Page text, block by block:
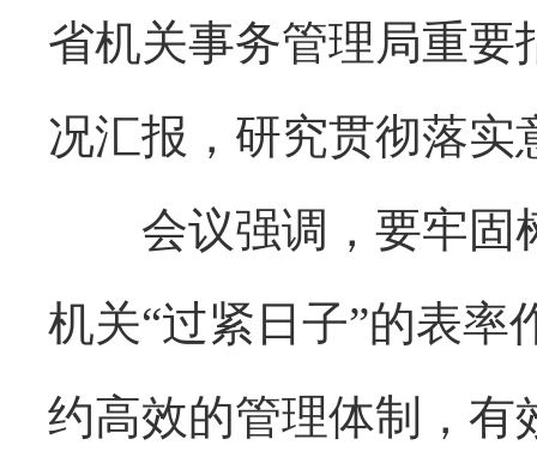
省机关事务管理局重要
况汇报，研究贯彻落实
会议强调，要牢固
机关“过紧日子”的表
约高效的管理体制，有